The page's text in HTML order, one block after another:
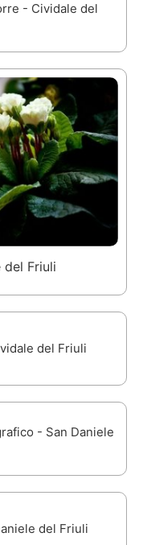
- Cividale del
del Friuli
del Friuli
- San Daniele
del Friuli